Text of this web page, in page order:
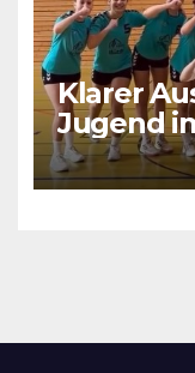
Klarer
Jugend
in